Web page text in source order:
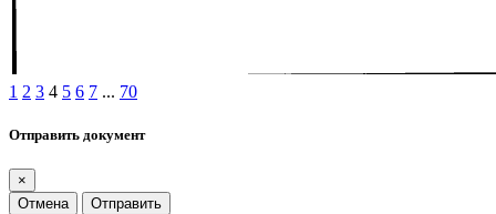
1 2 3 4 5 6 7 ... 70
Отправить документ
×
Отмена
Отправить